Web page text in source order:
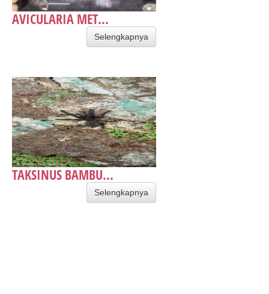
AVICULARIA MET...
Selengkapnya
TAKSINUS BAMBU...
Selengkapnya